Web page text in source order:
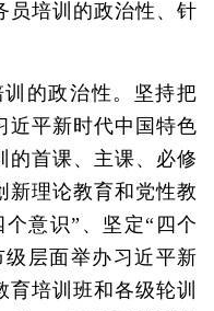
员培训的政治性、针
的政治性。坚持把
近平新时代中国特色
的首课、主课、必修
新理论教育和党性教
意识”、坚定“四个
级层面举办习近平新
培训班和各级轮训